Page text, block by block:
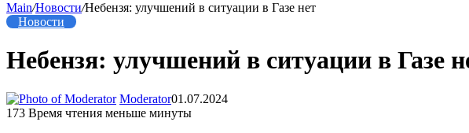
Main/Новости/Небензя: улучшений в ситуации в Газе нет
Новости
Небензя: улучшений в ситуации в Газе
Moderator01.07.2024
173 Время чтения меньше минуты